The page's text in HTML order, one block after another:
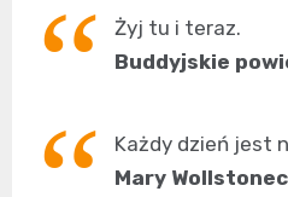
Żyj tu i teraz.
Buddyjskie
Każdy dzień jest
Mary